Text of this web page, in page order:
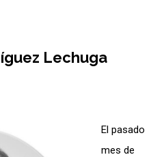
Lechuga
El pasado
mes de